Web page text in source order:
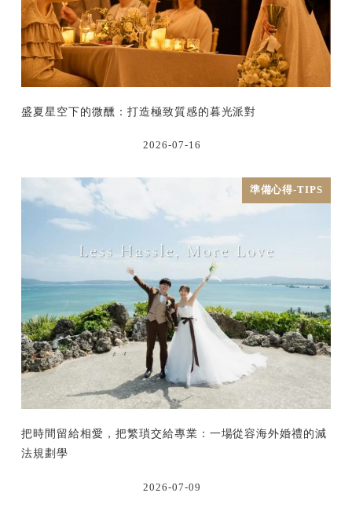
盛夏星空下的微醺：打造極致質感的暮光派對
2026-07-16
準備心得-TIPS
把時間留給相愛，把繁瑣交給專業：一場從容海外婚禮的減
法規劃學
2026-07-09